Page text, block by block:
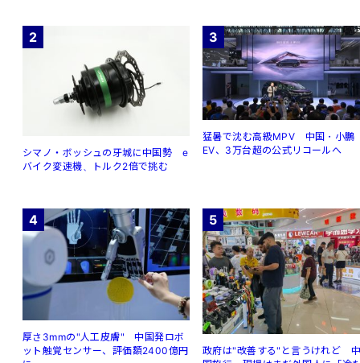
2
シマノ・ボッシュの牙城に中国勢 e
バイク変速機、トルク2倍で挑む
3
猛暑で沈む高級MPV 中国・小鵬
EV、3万台超の公式リコールへ
4
厚さ3mmの"人工皮膚" 中国発ロボ
ット触覚センサー、評価額2400億円
5
政府は"改善する"と言うけれど